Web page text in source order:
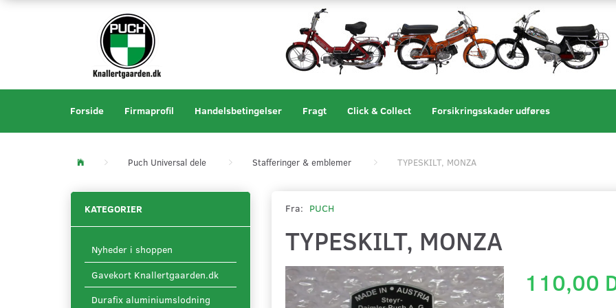
Forside Firmaprofil Handelsbetingelser Fragt Click & Collect Forsikringsskader udføres
Puch Universal dele Stafferinger & emblemer TYPESKILT, MONZA
KATEGORIER
Nyheder i shoppen
Gavekort Knallertgaarden.dk
Durafix aluminiumslodning
Fra: PUCH
TYPESKILT, MONZA
110,00